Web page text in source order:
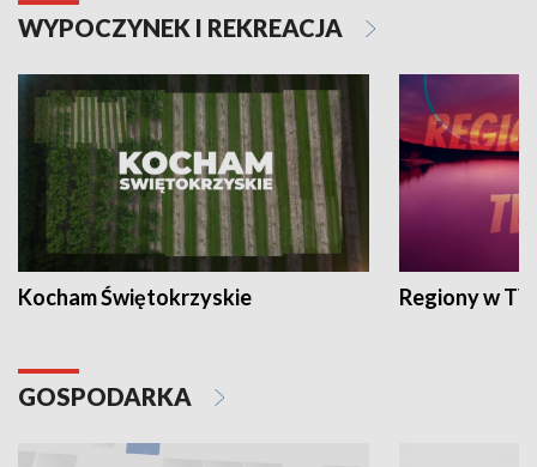
WYPOCZYNEK I REKREACJA
Kocham Świętokrzyskie Regiony w
GOSPODARKA